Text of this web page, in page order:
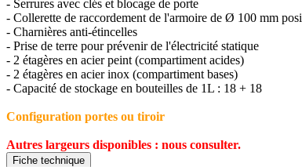
- Serrures avec clés et blocage de porte
- Collerette de raccordement de l'armoire de Ø 100 mm
- Charnières anti-étincelles
- Prise de terre pour prévenir de l'électricité statique
- 2 étagères en acier peint (compartiment acides)
- 2 étagères en acier inox (compartiment bases)
- Capacité de stockage en bouteilles de 1L : 18 + 18
Configuration portes ou tiroir
Autres largeurs disponibles : nous consulter.
Fiche technique